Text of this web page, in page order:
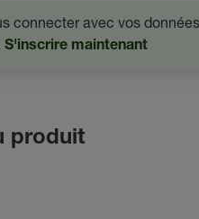
connecter avec vos
S'inscrire maintenant
produit